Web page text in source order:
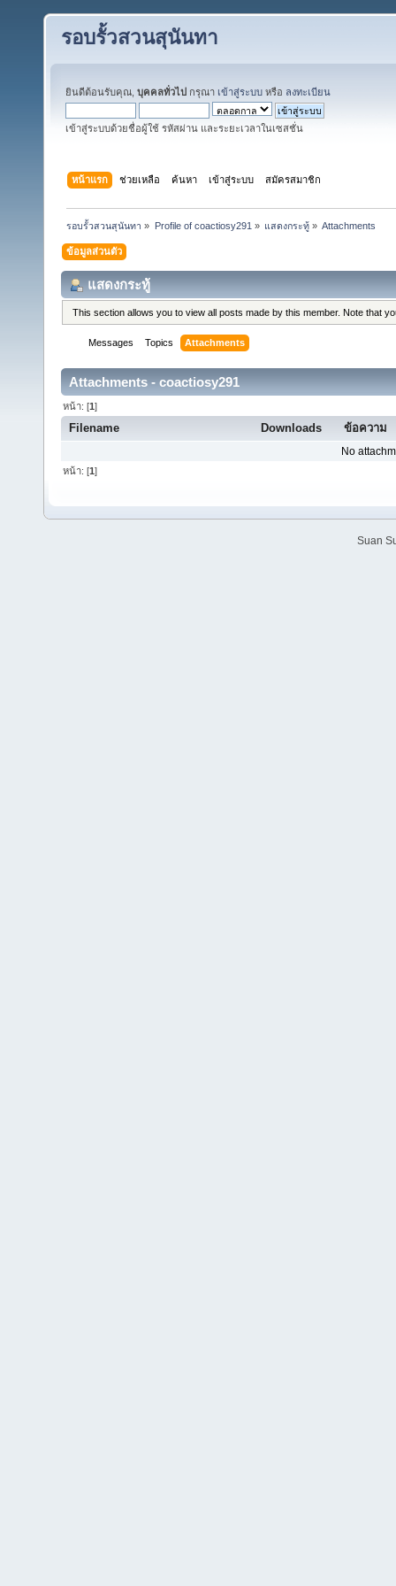
รอบรั้วสวนสุนันทา
ยินดีต้อนรับคุณ, บุคคลทั่วไป กรุณา เข้าสู่ระบบ หรือ ลงทะเบียน
เข้าสู่ระบบด้วยชื่อผู้ใช้ รหัสผ่าน และระยะเวลาในเซสชั่น
หน้าแรก ช่วยเหลือ ค้นหา เข้าสู่ระบบ สมัครสมาชิก
รอบรั้วสวนสุนันทา » Profile of coactiosy291 » แสดงกระทู้» Attachments
ข้อมูลส่วนตัว
แสดงกระทู้
This section allows you to view all posts made by this member. Note that
Messages Topics Attachments
Attachments - coactiosy291
หน้า: [1]
Filename Downloads ข้อความ
No
หน้า: [1]
Suan